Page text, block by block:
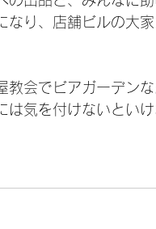
り、店舗ビルの大
教会でビアガーデン
は気を付けないとい